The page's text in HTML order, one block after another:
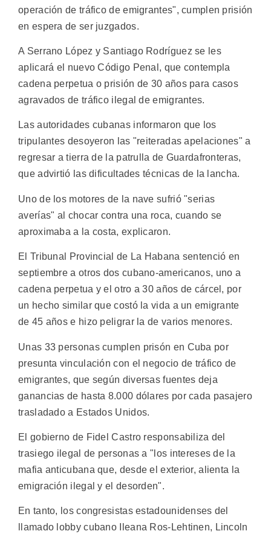
operación de tráfico de emigrantes", cumplen prisión
en espera de ser juzgados.
A Serrano López y Santiago Rodríguez se les
aplicará el nuevo Código Penal, que contempla
cadena perpetua o prisión de 30 años para casos
agravados de tráfico ilegal de emigrantes.
Las autoridades cubanas informaron que los
tripulantes desoyeron las "reiteradas apelaciones" a
regresar a tierra de la patrulla de Guardafronteras,
que advirtió las dificultades técnicas de la lancha.
Uno de los motores de la nave sufrió "serias
averías" al chocar contra una roca, cuando se
aproximaba a la costa, explicaron.
El Tribunal Provincial de La Habana sentenció en
septiembre a otros dos cubano-americanos, uno a
cadena perpetua y el otro a 30 años de cárcel, por
un hecho similar que costó la vida a un emigrante
de 45 años e hizo peligrar la de varios menores.
Unas 33 personas cumplen prisón en Cuba por
presunta vinculación con el negocio de tráfico de
emigrantes, que según diversas fuentes deja
ganancias de hasta 8.000 dólares por cada pasajero
trasladado a Estados Unidos.
El gobierno de Fidel Castro responsabiliza del
trasiego ilegal de personas a "los intereses de la
mafia anticubana que, desde el exterior, alienta la
emigración ilegal y el desorden".
En tanto, los congresistas estadounidenses del
llamado lobby cubano Ileana Ros-Lehtinen, Lincoln